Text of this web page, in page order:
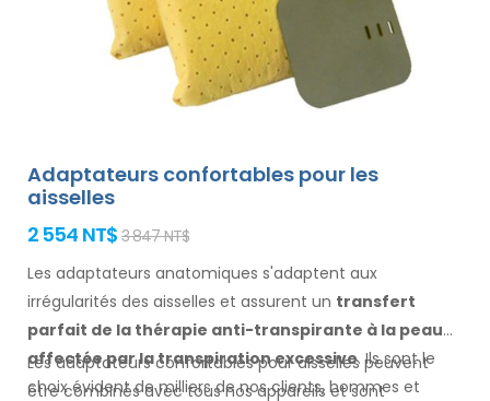
Adaptateurs confortables pour les
aisselles
2 554 NT$ 3 847 NT$
Les adaptateurs anatomiques s'adaptent aux
irrégularités des aisselles et assurent un transfert
parfait de la thérapie anti-transpirante à la peau
affectée par la transpiration excessive. Ils sont le
choix évident de milliers de nos clients, hommes et
Les adaptateurs confortables pouraisselles peuvent
être combinés avectousnos appareils et sont